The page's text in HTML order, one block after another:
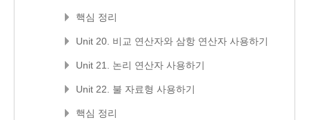
핵심 정리
Unit 20. 비교 연산자와 삼항 연산자 사용하기
Unit 21. 논리 연산자 사용하기
Unit 22. 불 자료형 사용하기
핵심 정리